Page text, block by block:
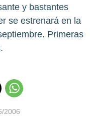
y bastantes
se estrenará en la
Primeras
2006